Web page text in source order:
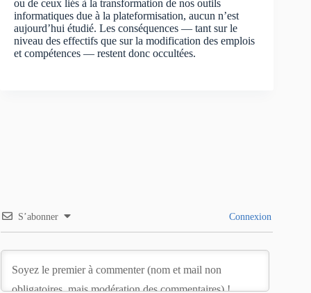
ou de ceux liés à la transformation de nos outils
informatiques due à la plateformisation, aucun n’est
aujourd’hui étudié. Les conséquences — tant sur le
niveau des effectifs que sur la modification des emplois
et compétences — restent donc occultées.
S’abonner Connexion